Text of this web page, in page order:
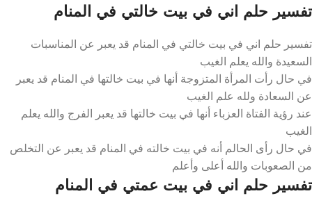
تفسير حلم اني في بيت خالتي في المنام
تفسير حلم اني في بيت خالتي في المنام قد يعبر عن المناسبات
السعيدة والله يعلم الغيب
في حال رأت المرأة المتزوجة أنها في بيت خالتها في المنام قد يعبر
عن السعادة ولله علم الغيب
عند رؤية الفتاة العزباء أنها في بيت خالتها قد يعبر الفرج والله يعلم
الغيب
في حال رأى الحالم أنه في بيت خالته في المنام قد يعبر عن التخلص
من الصعوبات والله أعلى وأعلم
تفسير حلم اني في بيت عمتي في المنام